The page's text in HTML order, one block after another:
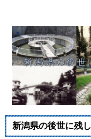
新潟県の後世に残